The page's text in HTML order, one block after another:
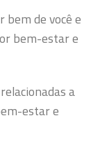
bem de você e
bem-estar e
a
estar e